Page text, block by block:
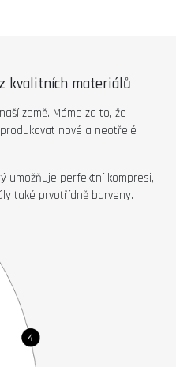
kvalitních materiálů
země. Máme za to, že
nové a neotřelé
umožňuje perfektní kompresi,
také prvotřídně barveny.